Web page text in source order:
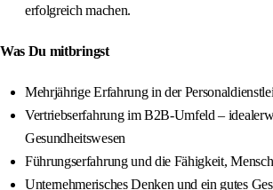
erfolgreich machen.
Was Du mitbringst
Mehrjährige Erfahrung in der
Vertriebserfahrung im B2B‑Umfeld –
Gesundheitswesen
Führungserfahrung und die Fähigkeit,
Unternehmerisches Denken und ein gutes